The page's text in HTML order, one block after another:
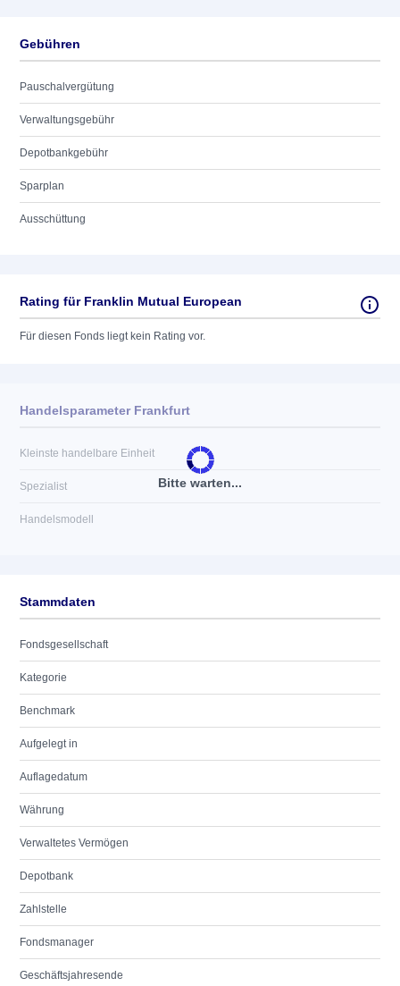
Gebühren
Pauschalvergütung
Verwaltungsgebühr
Depotbankgebühr
Sparplan
Ausschüttung
Rating für Franklin Mutual European
Für diesen Fonds liegt kein Rating vor.
Bitte warten...
Handelsparameter Frankfurt
Kleinste handelbare Einheit
Spezialist
Handelsmodell
Stammdaten
Fondsgesellschaft
Kategorie
Benchmark
Aufgelegt in
Auflagedatum
Währung
Verwaltetes Vermögen
Depotbank
Zahlstelle
Fondsmanager
Geschäftsjahresende